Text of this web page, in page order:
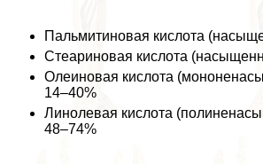
Пальмитиновая кислота
Стеариновая кислота
Олеиновая кислота
14–40%
Линолевая кислота
48–74%